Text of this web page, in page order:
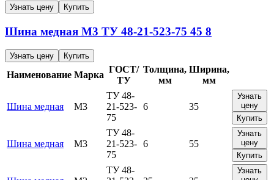
Узнать цену Купить
Шина медная М3 ТУ 48-21-523-75 45 8
Узнать цену Купить
Наименование Марка
ГОСТ/
ТУ
Толщина,
мм
Ширина,
мм
Шина медная М3
ТУ 48-
21-523-
75
6 35
Узнать
цену
Купить
Шина медная М3
ТУ 48-
21-523-
75
6 55
Узнать
цену
Купить
ТУ 48-
Узнать